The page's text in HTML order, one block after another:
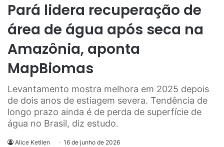
Pará lidera recuperação de
área de água após seca na
Amazônia, aponta
MapBiomas
Levantamento mostra melhora em 2025 depois
de dois anos de estiagem severa. Tendência de
longo prazo ainda é de perda de superfície de
água no Brasil, diz estudo.
Alice Ketllen 16 de junho de 2026